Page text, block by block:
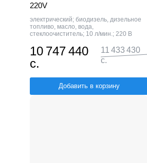
220V
электрический; биодизель, дизельное
топливо, масло, вода,
стеклоочиститель; 10 л/мин.; 220 В
10 747 440
с.
11 433 430
с.
Добавить в корзину